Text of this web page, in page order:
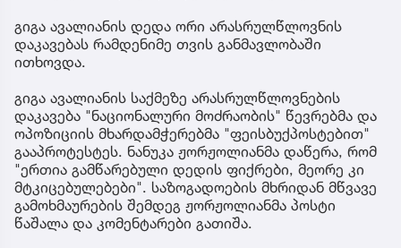
გიგა ავალიანის დედა ორი არასრულწლოვნის
დაკავებას რამდენიმე თვის განმავლობაში
ითხოვდა.
გიგა ავალიანის საქმეზე არასრულწლოვნების
დაკავება "ნაციონალური მოძრაობის" წევრებმა და
ოპოზიციის მხარდამჭერებმა "ფეისბუქპოსტებით"
გააპროტესტეს. ნანუკა ჟორჟოლიანმა დაწერა, რომ
"ერთია გამწარებული დედის ფიქრები, მეორე კი
მტკიცებულებები". საზოგადოების მხრიდან მწვავე
გამოხმაურების შემდეგ ჟორჟოლიანმა პოსტი
წაშალა და კომენტარები გათიშა.